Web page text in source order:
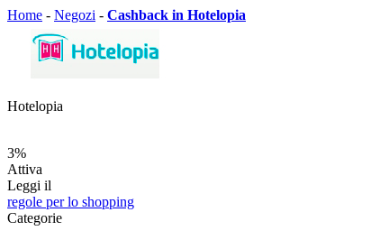
Home - Negozi - Cashback in Hotelopia
Hotelopia
3%
Attiva
Leggi il
regole per lo shopping
Categorie